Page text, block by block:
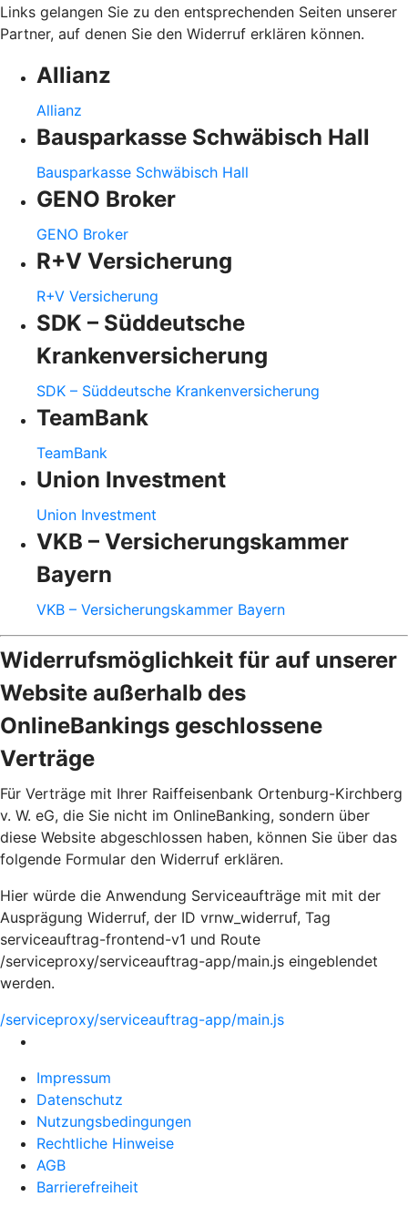
Links gelangen Sie zu den entsprechenden Seiten unserer
Partner, auf denen Sie den Widerruf erklären können.
Allianz
Allianz
Bausparkasse Schwäbisch Hall
Bausparkasse Schwäbisch Hall
GENO Broker
GENO Broker
R+V Versicherung
R+V Versicherung
SDK – Süddeutsche
Krankenversicherung
SDK – Süddeutsche Krankenversicherung
TeamBank
TeamBank
Union Investment
Union Investment
VKB – Versicherungskammer
Bayern
VKB – Versicherungskammer Bayern
Widerrufsmöglichkeit für auf unserer
Website außerhalb des
OnlineBankings geschlossene
Verträge
Für Verträge mit Ihrer Raiffeisenbank Ortenburg-Kirchberg
v. W. eG, die Sie nicht im OnlineBanking, sondern über
diese Website abgeschlossen haben, können Sie über das
folgende Formular den Widerruf erklären.
Hier würde die Anwendung Serviceaufträge mit mit der
Ausprägung Widerruf, der ID vrnw_widerruf, Tag
serviceauftrag-frontend-v1 und Route
/serviceproxy/serviceauftrag-app/main.js eingeblendet
werden.
/serviceproxy/serviceauftrag-app/main.js
Impressum
Datenschutz
Nutzungsbedingungen
Rechtliche Hinweise
AGB
Barrierefreiheit